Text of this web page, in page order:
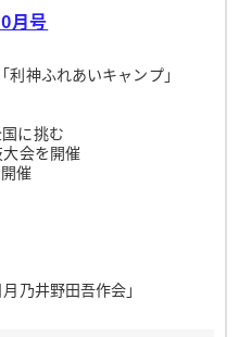
月号
神ふれあいキャンプ」
挑む
を開催
催
井野田吾作会」